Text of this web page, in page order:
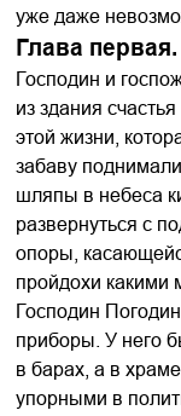
уже даже
Глава
Господин и
из здания
этой жизни,
забаву
шляпы в небеса
развернуться с
опоры,
пройдохи какими
Господин
приборы. У него
в барах, а в
упорными в